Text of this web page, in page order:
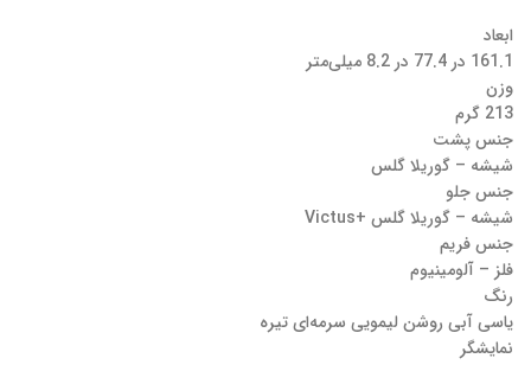
ابعاد
161.1 در 77.4 در 8.2 میلی‌متر
وزن
213 گرم
جنس پشت
شیشه – گوریلا گلس
جنس جلو
شیشه – گوریلا گلس +Victus
جنس فریم
فلز – آلومینیوم
رنگ
یاسی آبی روشن لیمویی سرمه‌ای تیره
نمایشگر